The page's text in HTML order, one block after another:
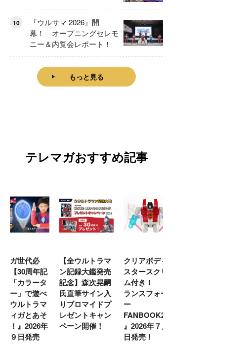
10
『ウルサマ 2026』開
幕！ オープニングセレモ
ニー＆内覧会レポート！
もっと見る
テレマガおすすめ記事
ティガ世代必
見！【30周年記
念】「カラータ
イマー」で遊べ
る『ウルトラマ
ンティガとあそ
ぼう！』2026年
７月９日発売
【全ウルトラマ
ン記録大鑑発売
記念】森次晃嗣
氏直筆サイン入
りブロマイドプ
レゼントキャン
ペーン開催！
クリアボディの
スタースクリー
ム付き！ 『ト
ランスフォーマ
ー
FANBOOK2026
』2026年７月31
日発売！